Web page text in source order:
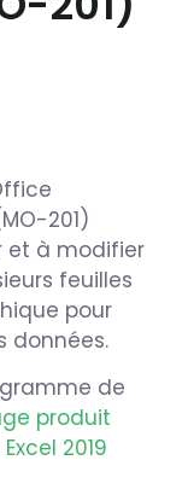
201)
et à modifier
feuilles
pour
données.
de
produit
2019